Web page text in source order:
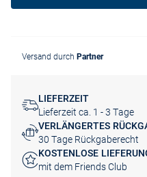
Versand durch Partner
LIEFERZEIT
Lieferzeit ca. 1 - 3 Tage
VERLÄNGERTES
30 Tage Rückgaberecht
KOSTENLOSE
mit dem Friends Club